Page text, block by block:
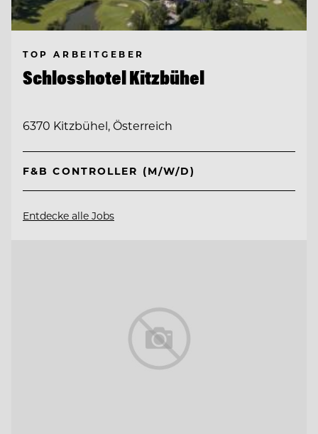
TOP ARBEITGEBER
Schlosshotel Kitzbühel
6370 Kitzbühel, Österreich
F&B CONTROLLER (M/W/D)
Entdecke alle Jobs